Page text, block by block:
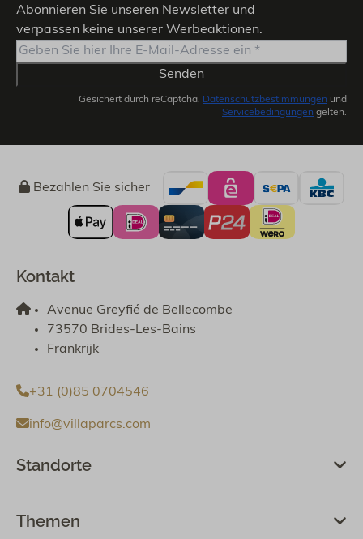
Abonnieren Sie unseren Newsletter und
verpassen keine unserer Werbeaktionen.
Senden
Gesichert durch reCaptcha, Datenschutzbestimmungen und
Servicebedingungen gelten.
Bezahlen Sie sicher
Kontakt
Avenue Greyfié de Bellecombe
73570 Brides-Les-Bains
Frankrijk
+31 (0)85 0704546
info@villaparcs.com
Standorte
Themen